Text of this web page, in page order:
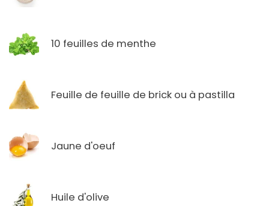
10 feuilles de menthe
Feuille de feuille de brick ou à pastilla
Jaune d'oeuf
Huile d'olive